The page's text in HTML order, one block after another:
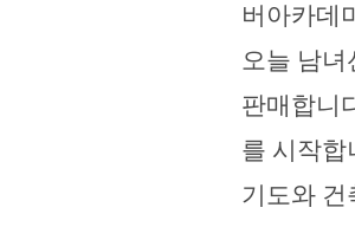
버아카데
오늘 남녀
판매합니
를 시작합
기도와 건